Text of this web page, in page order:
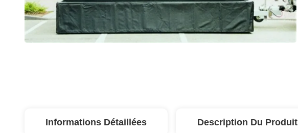
Informations Détaillées Description Du Produit